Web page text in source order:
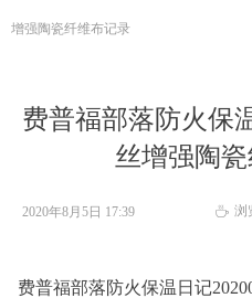
增强陶瓷纤维布记录
费普福部落防火保
丝增强陶
2020年8月5日 17:39 ꄘ 浏
费普福部落防火保温日记